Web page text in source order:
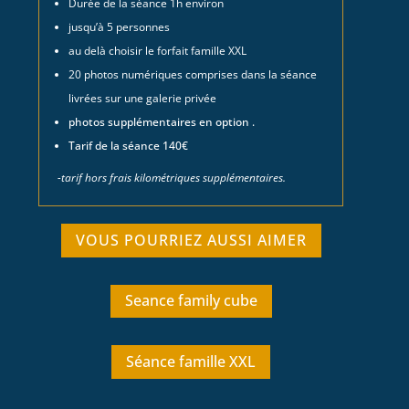
Durée de la séance 1h environ
jusqu’à 5 personnes
au delà choisir le forfait famille XXL
20 photos numériques comprises dans la séance
livrées sur une galerie privée
photos supplémentaires en option .
Tarif de la séance 140€
-tarif hors frais kilométriques supplémentaires.
VOUS POURRIEZ AUSSI AIMER
Seance family cube
Séance famille XXL